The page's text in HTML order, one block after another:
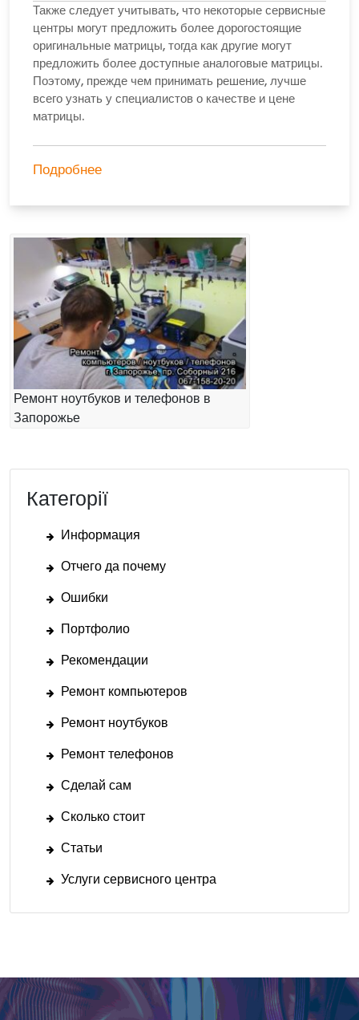
Также следует учитывать, что некоторые сервисные
центры могут предложить более дорогостоящие
оригинальные матрицы, тогда как другие могут
предложить более доступные аналоговые матрицы.
Поэтому, прежде чем принимать решение, лучше
всего узнать у специалистов о качестве и цене
матрицы.
Подробнее
Ремонт ноутбуков и телефонов в
Запорожье
Категорії
Информация
Отчего да почему
Ошибки
Портфолио
Рекомендации
Ремонт компьютеров
Ремонт ноутбуков
Ремонт телефонов
Сделай сам
Сколько стоит
Статьи
Услуги сервисного центра